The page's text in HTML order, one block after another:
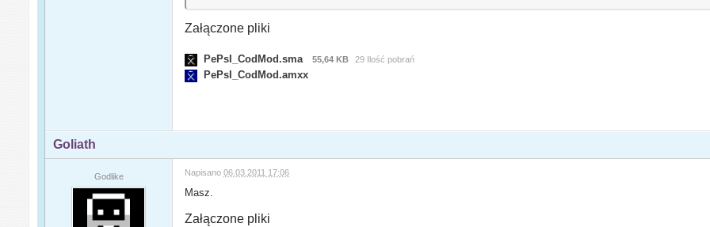
Załączone pliki
PePsI_CodMod.sma 55,64 KB 29 Ilość pobrań
PePsI_CodMod.amxx
Goliath
Godlike Napisano06.03.2011 17:06
Masz.
Załączone pliki